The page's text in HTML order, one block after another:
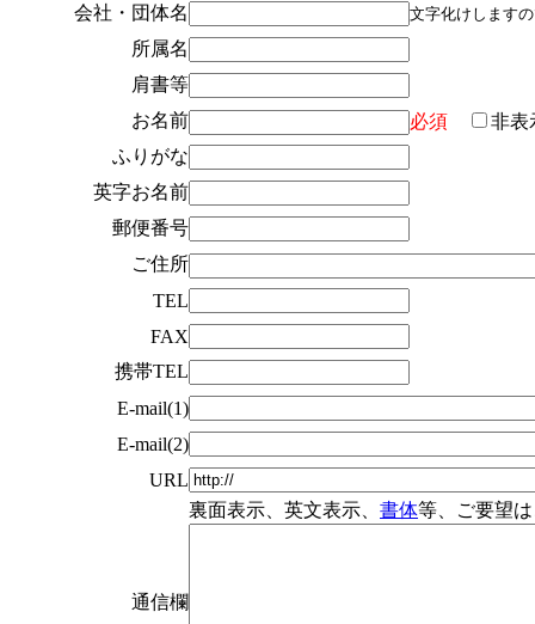
会社・団体名 文字化けします
所属名
肩書等
お名前
必須
非表
ふりがな
英字お名前
郵便番号
ご住所
TEL
FAX
携帯TEL
E-mail(1)
E-mail(2)
URL
通信欄
裏面表示、英文表示、 書体等、ご要望